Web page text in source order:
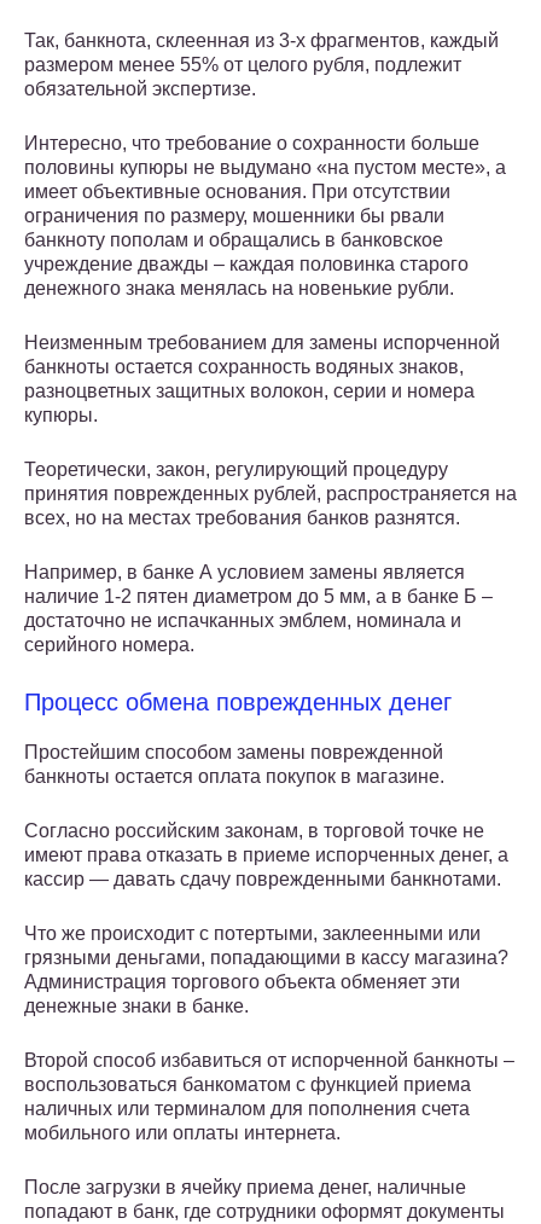
Так, банкнота, склеенная из 3-х фрагментов, каждый
размером менее 55% от целого рубля, подлежит
обязательной экспертизе.
Интересно, что требование о сохранности больше
половины купюры не выдумано «на пустом месте», а
имеет объективные основания. При отсутствии
ограничения по размеру, мошенники бы рвали
банкноту пополам и обращались в банковское
учреждение дважды – каждая половинка старого
денежного знака менялась на новенькие рубли.
Неизменным требованием для замены испорченной
банкноты остается сохранность водяных знаков,
разноцветных защитных волокон, серии и номера
купюры.
Теоретически, закон, регулирующий процедуру
принятия поврежденных рублей, распространяется на
всех, но на местах требования банков разнятся.
Например, в банке А условием замены является
наличие 1-2 пятен диаметром до 5 мм, а в банке Б –
достаточно не испачканных эмблем, номинала и
серийного номера.
Процесс обмена поврежденных денег
Простейшим способом замены поврежденной
банкноты остается оплата покупок в магазине.
Согласно российским законам, в торговой точке не
имеют права отказать в приеме испорченных денег, а
кассир — давать сдачу поврежденными банкнотами.
Что же происходит с потертыми, заклеенными или
грязными деньгами, попадающими в кассу магазина?
Администрация торгового объекта обменяет эти
денежные знаки в банке.
Второй способ избавиться от испорченной банкноты –
воспользоваться банкоматом с функцией приема
наличных или терминалом для пополнения счета
мобильного или оплаты интернета.
После загрузки в ячейку приема денег, наличные
попадают в банк, где сотрудники оформят документы